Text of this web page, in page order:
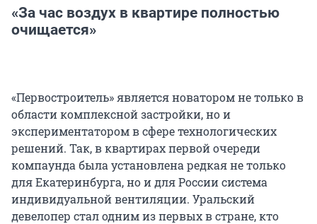
«За час воздух в квартире полностью
очищается»
«Первостроитель» является новатором не только в
области комплексной застройки, но и
экспериментатором в сфере технологических
решений. Так, в квартирах первой очереди
компаунда была установлена редкая не только
для Екатеринбурга, но и для России система
индивидуальной вентиляции. Уральский
девелопер стал одним из первых в стране, кто